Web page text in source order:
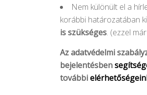
Nem különült el a
korábbi határozatában
is szükséges. (ezzel
Az adatvédelmi
bejelentésben
további